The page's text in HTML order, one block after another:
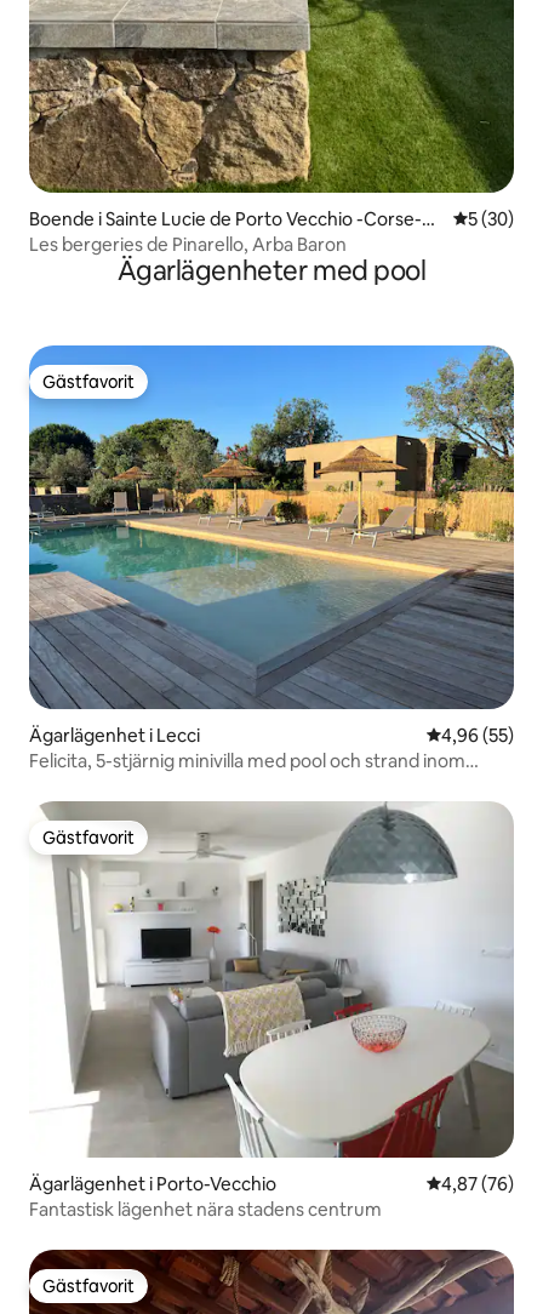
Boende i Sainte Lucie de Porto Vecchio -Corse-du
-Sud
5 av 5 i
5 (30)
Les bergeries de Pinarello, Arba Baron
Ägarlägenheter med pool
Gästfavorit
Gästfavorit
Ägarlägenhet i Lecci 4,96 av 5 i
4,96 (55)
Felicita, 5-stjärnig minivilla med pool och strand inom
Gästfavorit
Gästfavorit
Ägarlägenhet i Porto-Vecchio 4,87 av 5 i
4,87 (76)
Fantastisk lägenhet nära stadens centrum
Gästfavorit
Gästfavorit